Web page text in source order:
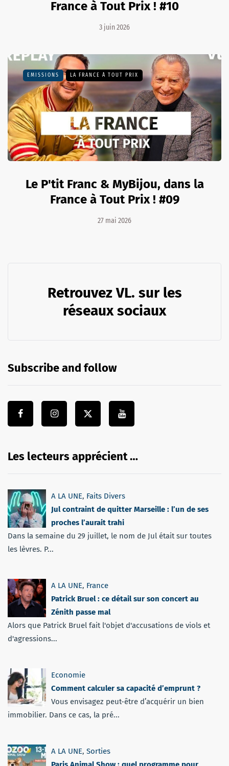
France à Tout Prix ! #10
3 juin 2026
EMISSIONS LA FRANCE À TOUT PRIX
Le P'tit Franc & MyBijou, dans la
France à Tout Prix ! #09
27 mai 2026
Retrouvez VL. sur les
réseaux sociaux
Subscribe and follow
Les lecteurs apprécient …
A LA UNE, Faits Divers
Jul contraint de quitter Marseille : l’un de ses
proches l’aurait trahi
Dans la semaine du 29 juillet, le nom de Jul était sur toutes
les lèvres. P...
A LA UNE, France
Patrick Bruel : ce détail sur son concert au
Zénith passe mal
Alors que Patrick Bruel fait l'objet d'accusations de viols et
d'agressions...
Economie
Comment calculer sa capacité d’emprunt ?
Vous envisagez peut-être d’acquérir un bien
immobilier. Dans ce cas, la pré...
A LA UNE, Sorties